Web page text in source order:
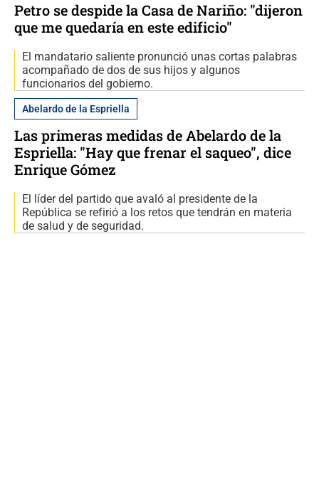
Petro se despide la Casa de Nariño: "dijeron
que me quedaría en este edificio"
El mandatario saliente pronunció unas cortas palabras
acompañado de dos de sus hijos y algunos
funcionarios del gobierno.
Abelardo de la Espriella
Las primeras medidas de Abelardo de la
Espriella: "Hay que frenar el saqueo", dice
Enrique Gómez
El líder del partido que avaló al presidente de la
República se refirió a los retos que tendrán en materia
de salud y de seguridad.